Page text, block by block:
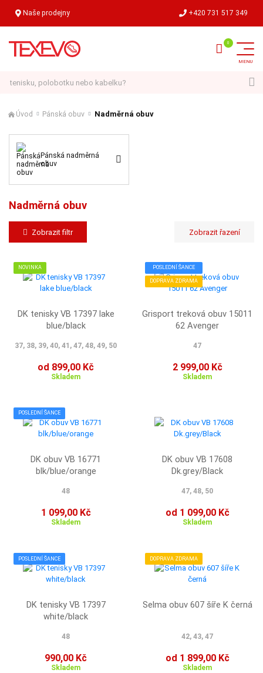
Naše prodejny +420 731 517 349
Úvod Pánská obuv Nadměrná obuv
Pánská nadměrná
obuv
Nadměrná obuv
Zobrazit filtr
NOVINKA
DK tenisky VB 17397 lake
blue/black
37, 38, 39, 40, 41, 47, 48, 49, 50
od 899,00 Kč
Skladem
POSLEDNÍ ŠANCE
DOPRAVA ZDRAMA
Grisport treková obuv 15011
62 Avenger
47
2 999,00 Kč
Skladem
POSLEDNÍ ŠANCE
DK obuv VB 16771
blk/blue/orange
48
1 099,00 Kč
Skladem
DK obuv VB 17608
Dk.grey/Black
47, 48, 50
od 1 099,00 Kč
Skladem
POSLEDNÍ ŠANCE
DK tenisky VB 17397
white/black
48
990,00 Kč
Skladem
DOPRAVA ZDRAMA
Selma obuv 607 šíře K černá
42, 43, 47
od 1 899,00 Kč
Skladem